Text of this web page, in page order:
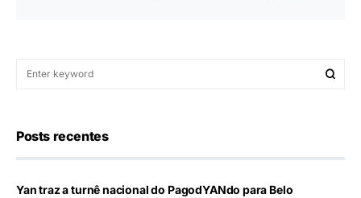
Posts recentes
Yan traz a turnê nacional do PagodYANdo para Belo